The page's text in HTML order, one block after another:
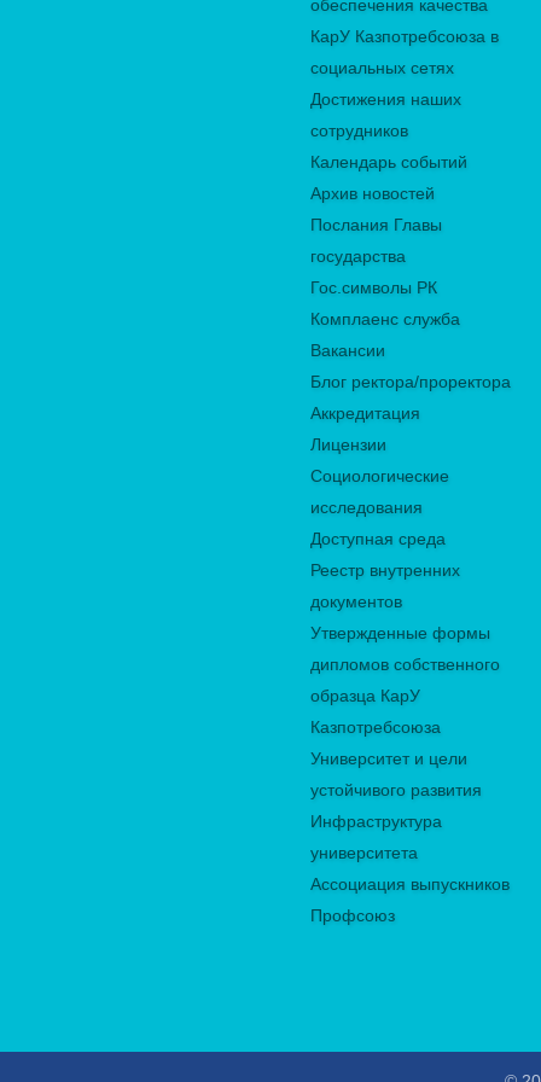
обеспечения качества
КарУ Казпотребсоюза в
социальных сетях
Достижения наших
сотрудников
Календарь событий
Архив новостей
Послания Главы
государства
Гос.символы РК
Комплаенс служба
Вакансии
Блог ректора/проректора
Аккредитация
Лицензии
Социологические
исследования
Доступная среда
Реестр внутренних
документов
Утвержденные формы
дипломов собственного
образца КарУ
Казпотребсоюза
Университет и цели
устойчивого развития
Инфраструктура
университета
Ассоциация выпускников
Профсоюз